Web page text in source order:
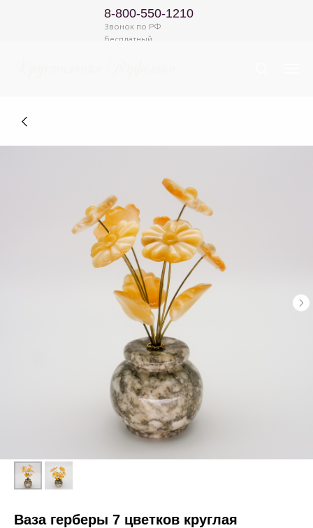
8-800-550-1210
Звонок по РФ
бесплатный
Ваза герберы 7 цветков круглая